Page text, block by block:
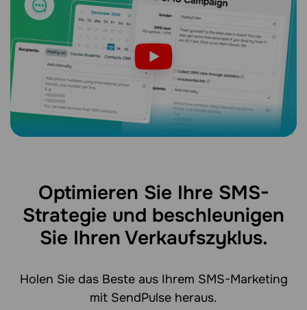
Optimieren Sie Ihre SMS-
Strategie und beschleunigen
Sie Ihren Verkaufszyklus.
Holen Sie das Beste aus Ihrem SMS-Marketing
mit SendPulse heraus.